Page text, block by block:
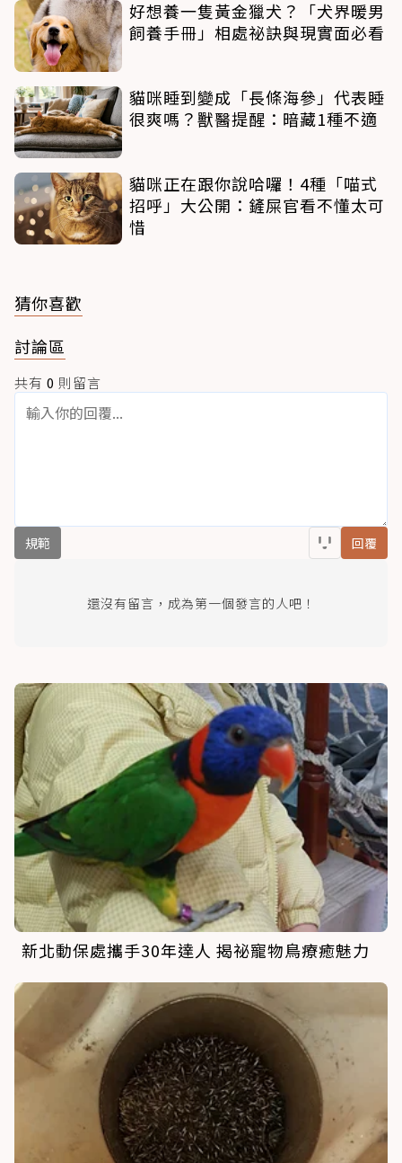
好想養一隻黃金獵犬？「犬界暖男
飼養手冊」相處祕訣與現實面必看
貓咪睡到變成「長條海參」代表睡
很爽嗎？獸醫提醒：暗藏1種不適
貓咪正在跟你說哈囉！4種「喵式
招呼」大公開：鏟屎官看不懂太可
惜
猜你喜歡
討論區
共有 0 則留言
規範 回覆
還沒有留言，成為第一個發言的人吧！
新北動保處攜手30年達人 揭祕寵物鳥療癒魅力